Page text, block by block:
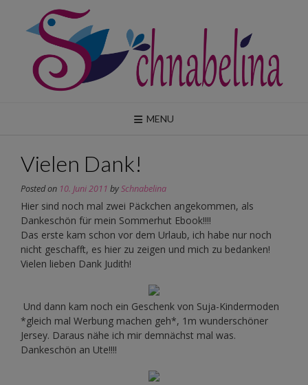
content
MENU
Vielen Dank!
Posted on 10. Juni 2011 bySchnabelina
Hier sind noch mal zwei Päckchen angekommen, als
Dankeschön für mein Sommerhut Ebook!!!!
Das erste kam schon vor dem Urlaub, ich habe nur noch
nicht geschafft, es hier zu zeigen und mich zu bedanken!
Vielen lieben Dank Judith!
Und dann kam noch ein Geschenk von Suja-Kindermoden
*gleich mal Werbung machen geh*, 1m wunderschöner
Jersey. Daraus nähe ich mir demnächst mal was.
Dankeschön an Ute!!!!